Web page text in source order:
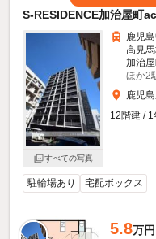
S-RESIDENCE加治屋町
すべての写真
鹿児
高見
加治
ほか2
鹿児
12階建 /
駐輪場あり 宅配ボックス
5.8万円